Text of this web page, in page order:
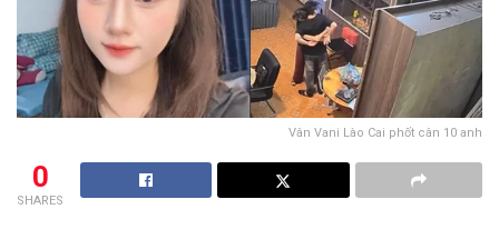
Vân Vani Lào Cai phốt cân 10 anh
0
SHARES